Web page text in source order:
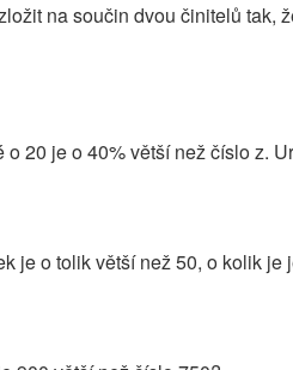
na součin dvou činitelů tak,
o 20 je o 40% větší než číslo z.
je o tolik větší než 50, o kolik je